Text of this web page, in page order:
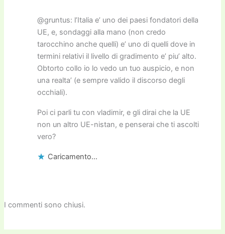
@gruntus: l’Italia e’ uno dei paesi fondatori della
UE, e, sondaggi alla mano (non credo
tarocchino anche quelli) e’ uno di quelli dove in
termini relativi il livello di gradimento e’ piu’ alto.
Obtorto collo io lo vedo un tuo auspicio, e non
una realta’ (e sempre valido il discorso degli
occhiali).
Poi ci parli tu con vladimir, e gli dirai che la UE
non un altro UE-nistan, e penserai che ti ascolti
vero?
Caricamento...
I commenti sono chiusi.